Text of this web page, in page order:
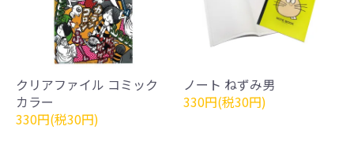
クリアファイル コミック
カラー
330円(税30円)
ノート ねずみ男
330円(税30円)